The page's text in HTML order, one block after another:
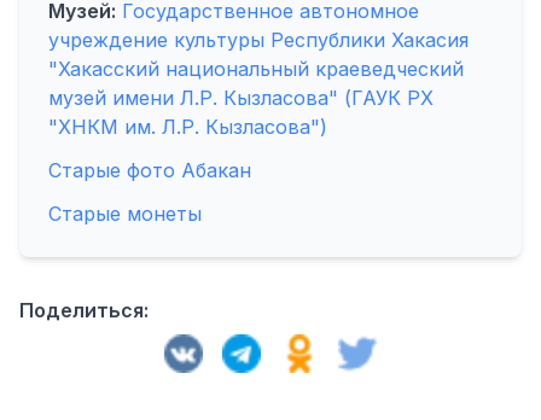
Музей: Государственное автономное
учреждение культуры Республики Хакасия
"Хакасский национальный краеведческий
музей имени Л.Р. Кызласова" (ГАУК РХ
"ХНКМ им. Л.Р. Кызласова")
Старые фото Абакан
Старые монеты
Поделиться: